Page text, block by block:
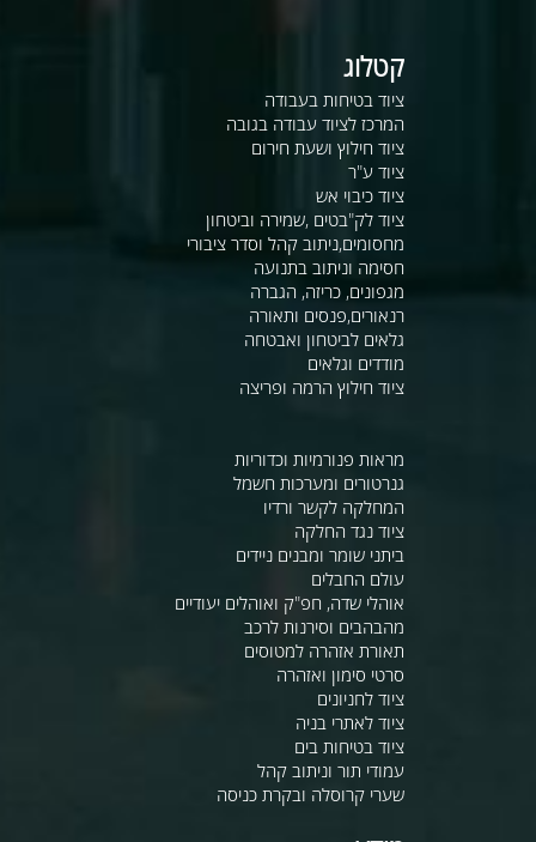
קטלוג
ציוד בטיחות בעבודה
המרכז לציוד עבודה בגובה
ציוד חילוץ ושעת חירום
ציוד ע"ר
ציוד כיבוי אש
ציוד לק"בטים ,שמירה וביטחון
מחסומים,ניתוב קהל וסדר ציבורי
חסימה וניתוב בתנועה
מגפונים, כריזה, הגברה
רנאורים,פנסים ותאורה
גלאים לביטחון ואבטחה
מודדים וגלאים
ציוד חילוץ הרמה ופריצה
מראות פנורמיות וכדוריות
גנרטורים ומערכות חשמל
המחלקה לקשר ורדיו
ציוד נגד החלקה
ביתני שומר ומבנים ניידים
עולם החבלים
אוהלי שדה, חפ"ק ואוהלים יעודיים
מהבהבים וסירנות לרכב
תאורת אזהרה למטוסים
סרטי סימון ואזהרה
ציוד לחניונים
ציוד לאתרי בניה
ציוד בטיחות בים
עמודי תור וניתוב קהל
שערי קרוסלה ובקרת כניסה